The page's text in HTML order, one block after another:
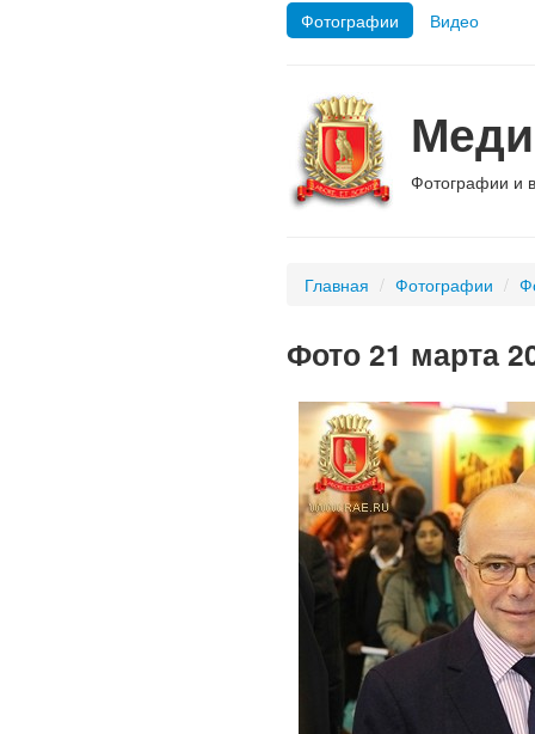
Фотографии Видео
Фотографии и
Главная / Фотографии /
Фото 21 марта